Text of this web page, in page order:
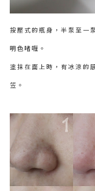
按壓式的瓶身，半泵至一
明色啫喱。
塗抹在面上時，有冰涼的
笠。